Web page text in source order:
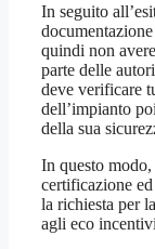
In seguito
quindi non
parte delle
deve verificare
dell’impianto
della sua
In questo
certificazione
la richiesta per
agli eco